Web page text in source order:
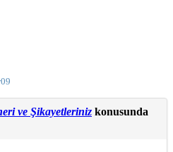
ve Şikayetleriniz konusunda